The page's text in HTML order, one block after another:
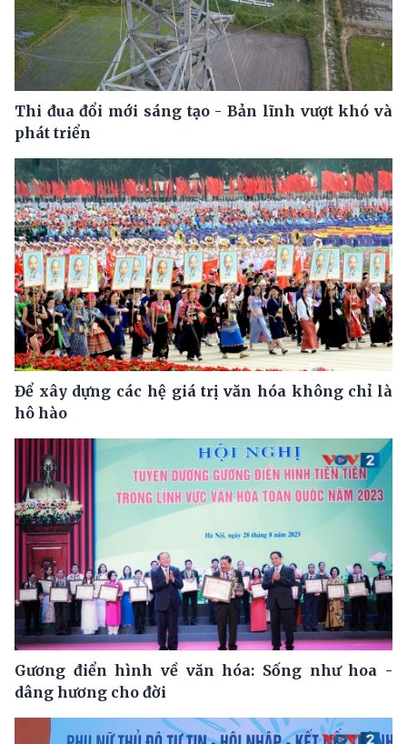
Thi đua đổi mới sáng tạo - Bản lĩnh vượt khó và
phát triển
Để xây dựng các hệ giá trị văn hóa không chỉ là
hô hào
Gương điển hình về văn hóa: Sống như hoa -
dâng hương cho đời